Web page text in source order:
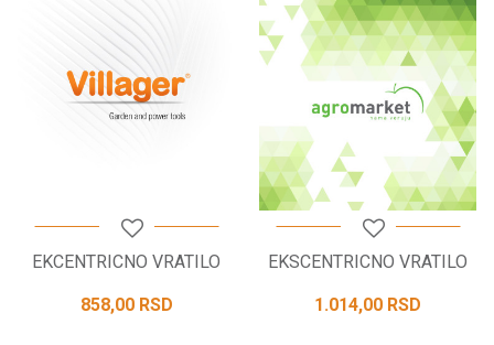
EKCENTRICNO VRATILO
858,00 RSD
EKSCENTRICNO VRATILO
1.014,00 RSD